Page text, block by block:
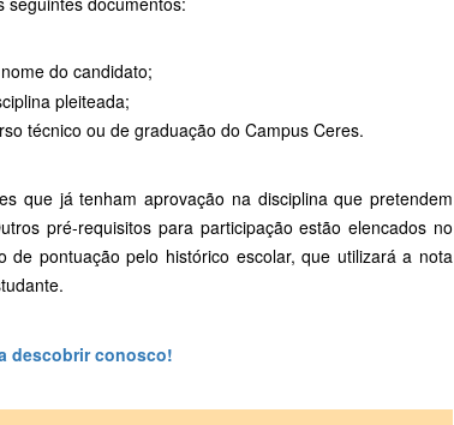
do candidato;
pleiteada;
técnico ou de graduação do Campus Ceres.
que já tenham aprovação na disciplina que pretendem
pré-requisitos para participação estão elencados no
pontuação pelo histórico escolar, que utilizará a nota
descobrir conosco!